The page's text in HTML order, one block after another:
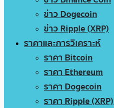
ข่าว Dogecoin
ข่าว Ripple (XRP)
ราคาและการวิเคราะห์
ราคา Bitcoin
ราคา Ethereum
ราคา Dogecoin
ราคา Ripple (XRP)